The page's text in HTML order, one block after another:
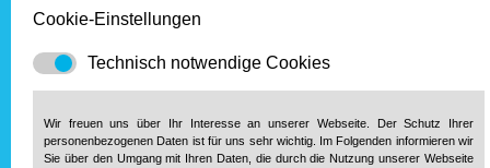
Bundesverfassungsgericht haben. Auch wenn der
Entscheidung die Beschwerde des Finanzamtes
zurückgewiesen hat, hat er doch keine eindeutige Aussage
zur Verfassungswidrigkeit getroffen. Somit bleiben die
generellen verfassungsrechtliche Bedenken bestehen.
Cookie-Einstellungen
Technisch notwendige Cookies
Wir freuen uns über Ihr Interesse an unserer Webseite. Der Schutz Ihrer
personenbezogenen Daten ist für uns sehr wichtig. Im Folgenden informieren wir
Sie über den Umgang mit Ihren Daten, die durch die Nutzung unserer Webseite